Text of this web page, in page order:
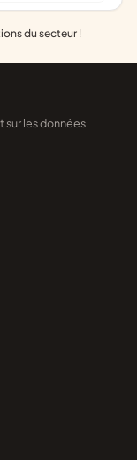
du secteur !